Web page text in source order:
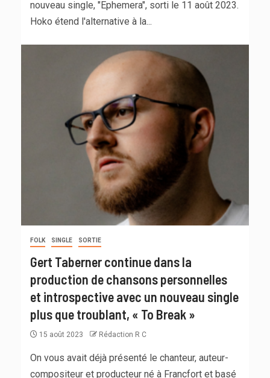
nouveau single, "Ephemera", sorti le 11 août 2023.
Hoko étend l'alternative à la...
FOLK SINGLE SORTIE
Gert Taberner continue dans la
production de chansons personnelles
et introspective avec un nouveau single
plus que troublant, « To Break »
15 août 2023 Rédaction R C
On vous avait déjà présenté le chanteur, auteur-
compositeur et producteur né à Francfort et basé